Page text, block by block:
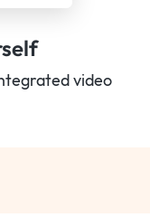
video